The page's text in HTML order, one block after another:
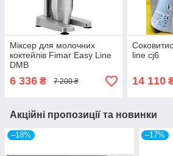
Міксер для молочних
коктейлів Fimar Easy Line
DMB
6 336 ₴ 7 200 ₴
line cj6
14 110
Акційні пропозиції та новинки
–18% –17%